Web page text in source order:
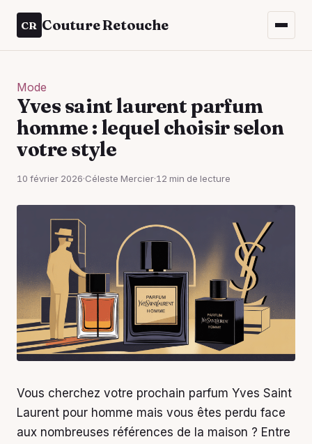
CR Couture Retouche
Mode
Yves saint laurent parfum
homme : lequel choisir selon
votre style
10 février 2026·Céleste Mercier·12 min de lecture
Vous cherchez votre prochain parfum Yves Saint
Laurent pour homme mais vous êtes perdu face
aux nombreuses références de la maison ? Entre